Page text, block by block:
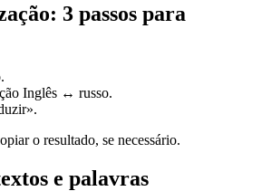
3 passos para
Inglês ↔ russo.
o resultado, se necessário.
e palavras